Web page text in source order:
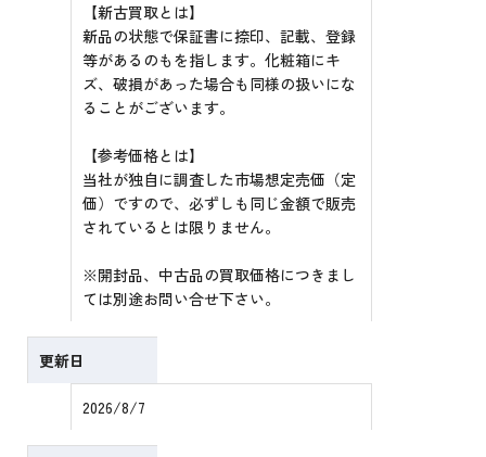
【新古買取とは】
新品の状態で保証書に捺印、記載、登録
等があるのもを指します。化粧箱にキ
ズ、破損があった場合も同様の扱いにな
ることがございます。
【参考価格とは】
当社が独自に調査した市場想定売価（定
価）ですので、必ずしも同じ金額で販売
されているとは限りません。
※開封品、中古品の買取価格につきまし
ては別途お問い合せ下さい。
更新日
2026/8/7